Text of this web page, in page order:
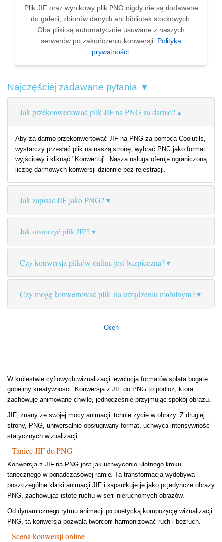
Plik JIF oraz wynikowy plik PNG nigdy nie są dodawane
do galerii, zbiorów danych ani bibliotek stockowych.
Oba pliki są automatycznie usuwane z naszych
serwerów po zakończeniu konwersji. Polityka
prywatności.
Najczęściej zadawane pytania ▼
Jak przekonwertować plik JIF na PNG za darmo?
Aby za darmo przekonwertować JIF na PNG za pomocą Coolutils,
wystarczy przesłać plik na naszą stronę, wybrać PNG jako format
wyjściowy i kliknąć "Konwertuj". Nasza usługa oferuje ograniczoną
liczbę darmowych konwersji dziennie bez rejestracji.
Jak zapisać JIF jako PNG?
Jak otworzyć plik JIF?
Czy konwersja plików online jest bezpieczna?
Czy mogę konwertować pliki na urządzeniu mobilnym?
Oceń
W królestwie cyfrowych wizualizacji, ewolucja formatów splata bogate
gobeliny kreatywności. Konwersja z JIF do PNG to podróż, która
zachowuje animowane chwile, jednocześnie przyjmując spokój obrazu.
JIF, znany ze swojej mocy animacji, tchnie życie w obrazy. Z drugiej
strony, PNG, uniwersalnie obsługiwany format, uchwyca intensywność
statycznych wizualizacji.
Taniec JIF do PNG
Konwersja z JIF na PNG jest jak uchwycenie ulotnego kroku
tanecznego w ponadczasowej ramie. Ta transformacja wydobywa
poszczególne klatki animacji JIF i kapsułkuje je jako pojedyncze obrazy
PNG, zachowując istotę ruchu w serii nieruchomych obrazów.
Od dynamicznego rytmu animacji po poetycką kompozycję wizualizacji
PNG, ta konwersja pozwala twórcom harmonizować ruch i bezruch.
Scena konwersji online